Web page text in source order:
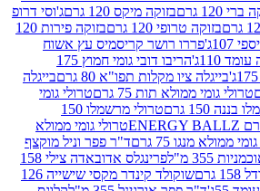
בזוקה מיקס 120 גרם
ג'וסי דרופ
120 גרם
בזוקה פירות 120
רושר קריסמיס עץ אשוח
הריבו דובי גומי חמוץ 175
מקלות תפו"א 80 גרם
בייגלה
תות 75 גרם
טרולי גומי
טרולי מרשמלו 150
טרולי גומי ממולא
גרם
ד"ר פפר וניל מוקצף
פרינגלס אדובאדה צילי 158
שוקולד קינדר מקסי שישייה 126